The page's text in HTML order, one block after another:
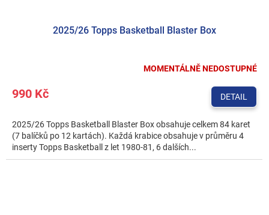
2025/26 Topps Basketball Blaster Box
MOMENTÁLNĚ NEDOSTUPNÉ
990 Kč DETAIL
2025/26 Topps Basketball Blaster Box obsahuje celkem 84 karet
(7 balíčků po 12 kartách). Každá krabice obsahuje v průměru 4
inserty Topps Basketball z let 1980-81, 6 dalších...